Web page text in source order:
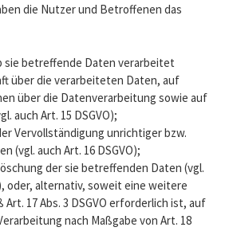
die Nutzer und Betroffenen das
sie betreffende Daten verarbeitet
über die verarbeiteten Daten, auf
über die Datenverarbeitung sowie auf
auch Art. 15 DSGVO);
Vervollständigung unrichtiger bzw.
(vgl. auch Art. 16 DSGVO);
der sie betreffenden Daten (vgl.
oder, alternativ, soweit eine weitere
17 Abs. 3 DSGVO erforderlich ist, auf
nach Maßgabe von Art. 18